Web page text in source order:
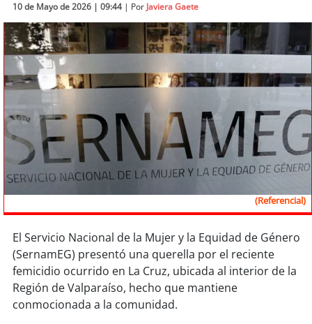
Entretención
Economía
Deportes
Tecnología
Sostenibilidad
soychile
soyarica
iquique
soy calama
10 de Mayo de 2026 | 09:44| Por Javiera Gaete
(Referencial)
El Servicio Nacional de la Mujer y la Equidad de Género
(SernamEG) presentó una querella por el reciente
femicidio ocurrido en La Cruz, ubicada al interior de la
Región de Valparaíso, hecho que mantiene
conmocionada a la comunidad.